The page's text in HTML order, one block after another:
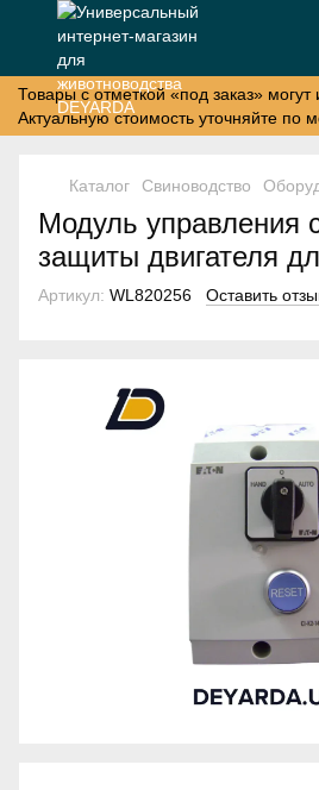
Товары с отметкой «под заказ»
Актуальную стоимость уточняйте по
Каталог Свиноводство
Модуль управления
защиты двигателя
Артикул: WL820256 Оставить